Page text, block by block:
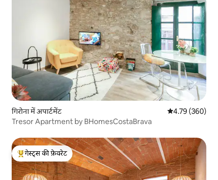
गिरोना में अपार्टमेंट औसत रेटिंग 5 में से
4.79 (360)
Tresor Apartment by BHomesCostaBrava
गेस्ट्स का टॉप फ़ेवरेट
गेस्ट्स की फ़ेवरेट